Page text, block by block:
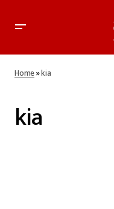
Home»kia
kia